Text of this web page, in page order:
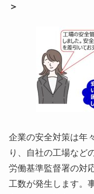
＞
企業の安全対策は年
り、自社の工場など
労働基準監督署の対
工数が発生します。